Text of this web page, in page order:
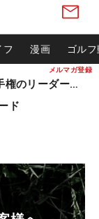
メルマガ登録
フ 漫画 ゴル
松山英樹ら出場 ウィンダム選手権のリーダーボード
ド